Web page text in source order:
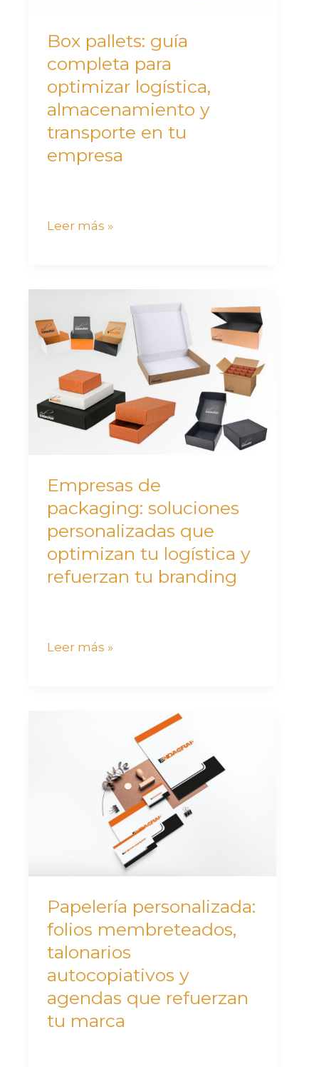
Box pallets: guía
completa para
optimizar logística,
almacenamiento y
transporte en tu
empresa
y
transporte
tu
Leer más »
Empresas de
packaging: soluciones
personalizadas que
optimizan tu logística y
refuerzan tu branding
de
packaging:
soluciones
personalizadas
que
optimizan
logística
refuerzan
tu
branding
Leer más »
Papelería personalizada:
folios membreteados,
talonarios
autocopiativos y
agendas que refuerzan
tu marca
personalizada:
membreteados,
talonarios
autocopiativos
agendas
que
refuerzan